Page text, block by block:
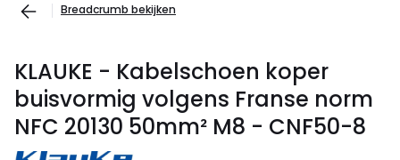
Breadcrumb bekijken
KLAUKE - Kabelschoen koper
buisvormig volgens Franse norm
NFC 20130 50mm² M8 - CNF50-8